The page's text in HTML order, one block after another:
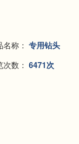
称： 专用钻头
数： 6471次